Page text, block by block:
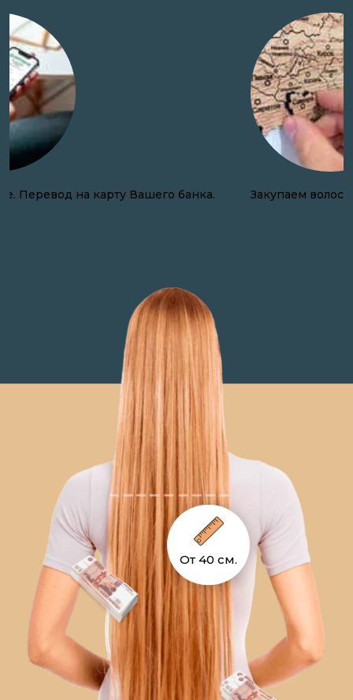
Закупаем волосы онлайн по всей России.
От 40 см.